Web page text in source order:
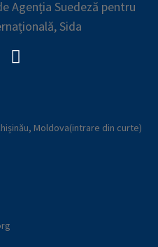
Agenția Suedeză pentru
Sida
Moldova(intrare din curte)